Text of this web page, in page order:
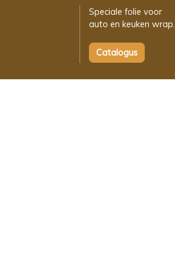
Speciale folie voor
auto en keuken wrap.